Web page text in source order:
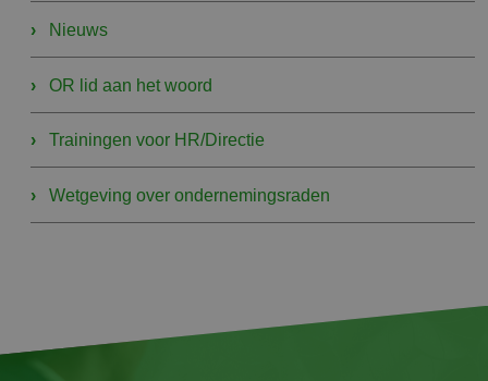
Nieuws
OR lid aan het woord
Trainingen voor HR/Directie
Wetgeving over ondernemingsraden